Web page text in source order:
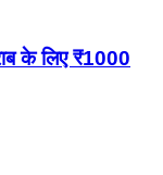
के लिए ₹1000